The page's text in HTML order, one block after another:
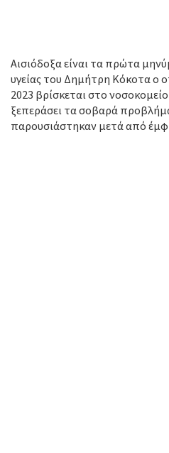
Αισιόδοξα είναι τα πρώτα
υγείας του Δημήτρη Κόκοτα ο
2023 βρίσκεται στο
ξεπεράσει τα σοβαρά
παρουσιάστηκαν μετά από